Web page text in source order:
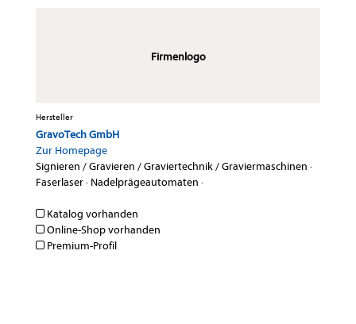
Firmenlogo
Hersteller
GravoTech GmbH
Zur Homepage
Signieren / Gravieren / Graviertechnik / Graviermaschinen ·
Faserlaser· Nadelprägeautomaten ·
Katalog vorhanden
Online-Shop vorhanden
Premium-Profil